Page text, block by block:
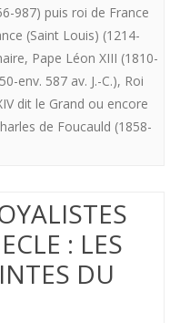
987) puis roi de France
(Saint Louis) (1214-
, Pape Léon XIII (1810-
env. 587 av. J.-C.), Roi
dit le Grand ou encore
de Foucauld (1858-
: LES
DU